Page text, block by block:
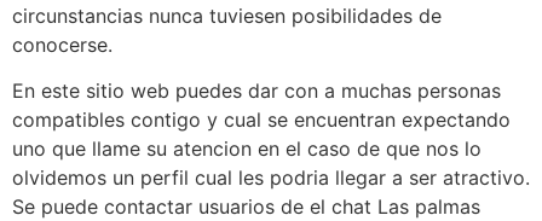
circunstancias nunca tuviesen posibilidades de
conocerse.
En este sitio web puedes dar con a muchas personas
compatibles contigo y cual se encuentran expectando
uno que llame su atencion en el caso de que nos lo
olvidemos un perfil cual les podri­a llegar a ser atractivo.
Se puede contactar usuarios de el chat Las palmas